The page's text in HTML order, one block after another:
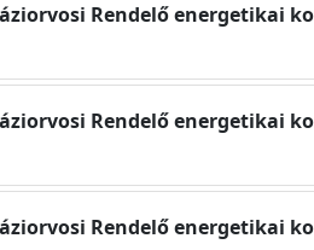
Rendelő energetikai
Rendelő energetikai
Rendelő energetikai